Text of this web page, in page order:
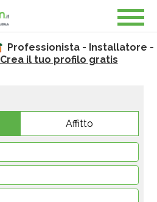
Professionista - Installatore -
Crea il tuo profilo gratis
Affitto